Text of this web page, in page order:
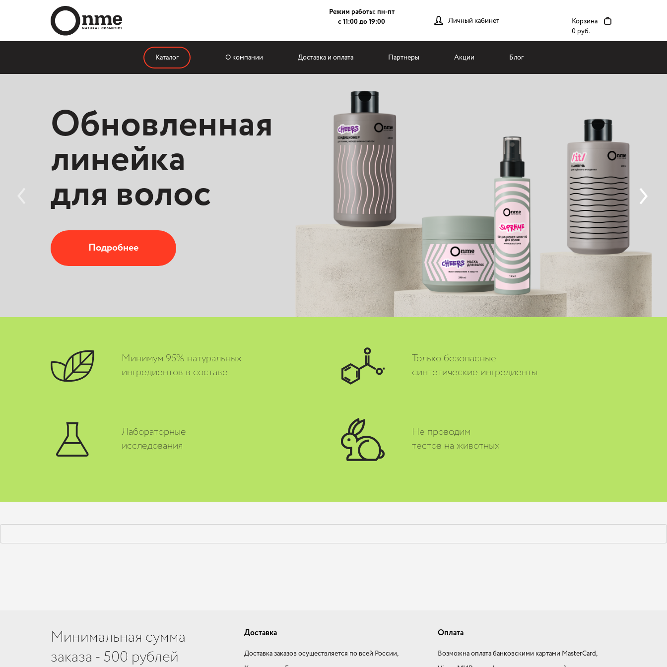
Режим работы: пн-пт
с 11:00 до 19:00
Личный кабинет
Корзина
0 руб.
Каталог О компании Доставка и оплата Партнеры Акции Блог
Обновленная
линейка
для волос
Подробнее
Апгрейд
линейки
мицеллярной
воды
К покупкам
Минимум 95% натуральных
ингредиентов в составе
Только безопасные
синтетические ингредиенты
Лабораторные
исследования
Не проводим
тестов на животных
Минимальная сумма
заказа - 500 рублей
Доставка
Доставка заказов осуществляется по всей России,
Оплата
Возможна оплата банковскими картами MasterCard,